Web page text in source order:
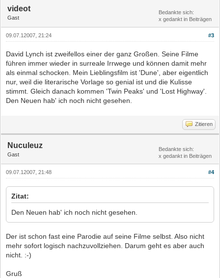
videot
Gast
Bedankte sich:
x gedankt in Beiträgen
#3
09.07.12007, 21:24
David Lynch ist zweifellos einer der ganz Großen. Seine Filme
führen immer wieder in surreale Irrwege und können damit mehr
als einmal schocken. Mein Lieblingsfilm ist 'Dune', aber eigentlich
nur, weil die literarische Vorlage so genial ist und die Kulisse
stimmt. Gleich danach kommen 'Twin Peaks' und 'Lost Highway'.
Den Neuen hab' ich noch nicht gesehen.
Zitieren
Nuculeuz
Gast
Bedankte sich:
x gedankt in Beiträgen
#4
09.07.12007, 21:48
Zitat:
Den Neuen hab' ich noch nicht gesehen.
Der ist schon fast eine Parodie auf seine Filme selbst. Also nicht
mehr sofort logisch nachzuvollziehen. Darum geht es aber auch
nicht. :-)
Gruß